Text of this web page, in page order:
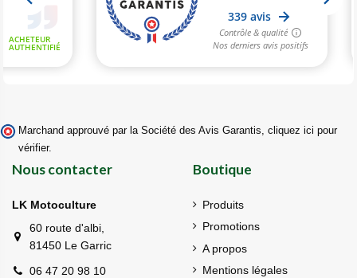
Marchand approuvé par la Société des Avis Garantis, cliquez ici pour
vérifier.
Nous contacter
LK Motoculture
60 route d'albi,
81450 Le Garric
06 47 20 98 10
Boutique
Produits
Promotions
A propos
Mentions légales